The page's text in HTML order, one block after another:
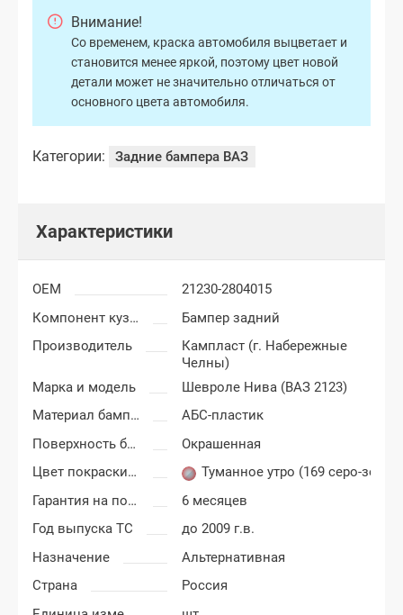
Внимание!
Со временем, краска автомобиля выцветает и
становится менее яркой, поэтому цвет новой
детали может не значительно отличаться от
основного цвета автомобиля.
Категории: Задние бампера ВАЗ
Характеристики
OEM
21230-2804015
Компонент кузова
Бампер задний
Производитель
Кампласт (г. Набережные
Челны)
Марка и модель
Шевроле Нива (ВАЗ 2123)
Материал бампера
АБС-пластик
Поверхность бампера
Окрашенная
Цвет покраски Шевроле Нива
Туманное утро (169 cеро-
Гарантия на покраску
6 месяцев
Год выпуска ТС
до 2009 г.в.
Назначение
Альтернативная
Страна
Россия